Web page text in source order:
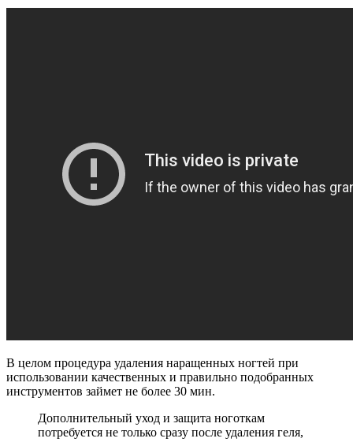
В целом процедура удаления наращенных ногтей при
использовании качественных и правильно подобранных
инструментов займет не более 30 мин.
Дополнительный уход и защита ноготкам
потребуется не только сразу после удаления геля,